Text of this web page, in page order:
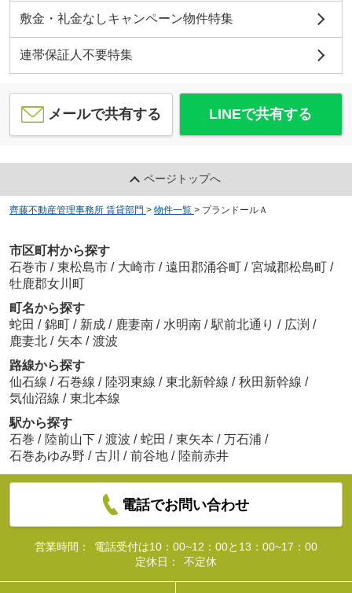
敷金・礼金なしキャンペーン物件特集
連帯保証人不要特集
メールで共有する LINEで共有する
ページトップへ
齊藤不動産管理事務所 賃貸部門 > 物件一覧 > プランドールＡ
市区町村から探す
石巻市 / 東松島市 / 大崎市 / 遠田郡涌谷町 / 宮城郡松島町 /
牡鹿郡女川町
町名から探す
蛇田 / 錦町 / 新成 / 鹿妻南 / 水明南 / 駅前北通り / 広渕 /
鹿妻北 / 矢本 / 渡波
路線から探す
仙石線 / 石巻線 / 陸羽東線 / 東北新幹線 / 秋田新幹線 /
気仙沼線 / 東北本線
駅から探す
石巻 / 陸前山下 / 渡波 / 蛇田 / 東矢本 / 万石浦 /
石巻あゆみ野 / 古川 / 前谷地 / 陸前赤井
電話でお問い合わせ
営業時間：
電話受付は10：00~12：00と13：00~17：00
定休日：
不定休